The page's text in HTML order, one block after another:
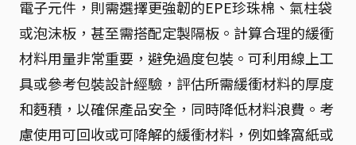
電子元件，則需選擇更強韌的EPE珍珠棉、氣柱袋
或泡沫板，甚至需搭配定製隔板。計算合理的緩衝
材料用量非常重要，避免過度包裝。可利用線上工
具或參考包裝設計經驗，評估所需緩衝材料的厚度
和麪積，以確保產品安全，同時降低材料浪費。考
慮使用可回收或可降解的緩衝材料，例如蜂窩紙或